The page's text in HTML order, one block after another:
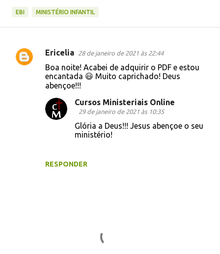
EBI MINISTÉRIO INFANTIL
C
Ericelia 28 de janeiro de 2021 às 22:44
Boa noite! Acabei de adquirir o PDF e estou
encantada 😃 Muito caprichado! Deus
abençoe!!!
RESPONDER
Cursos Ministeriais Online
29 de janeiro de 2021 às 10:35
Glória a Deus!!! Jesus abençoe o seu
ministério!